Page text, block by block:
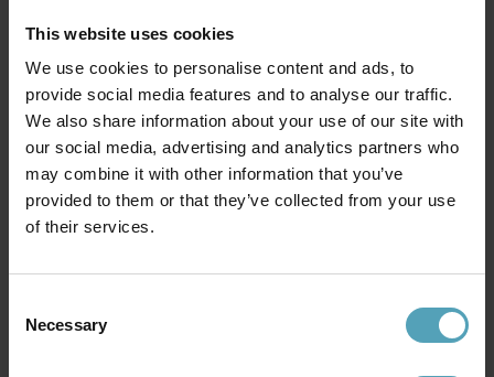
This website uses cookies
We use cookies to personalise content and ads, to
provide social media features and to analyse our traffic.
We also share information about your use of our site with
our social media, advertising and analytics partners who
may combine it with other information that you’ve
provided to them or that they’ve collected from your use
of their services.
Selection
Necessary
FARO BARCELONA
Whizz 70cm vägglampa
3 119 kr